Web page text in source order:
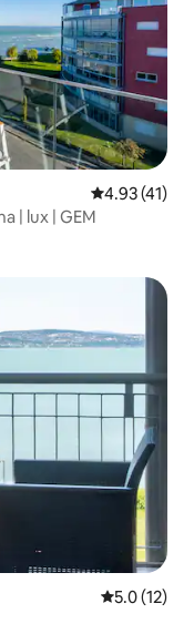
Calificación
4.93 (41)
| lux | GEM
Calificación
5.0 (12)